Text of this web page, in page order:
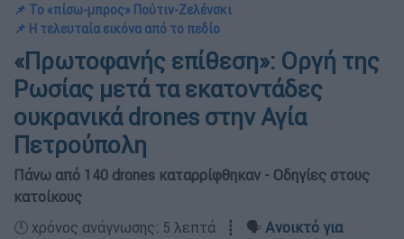
📌 Το «πίσω-μπρος» Πούτιν-Ζελένσκι
📌 Η τελευταία εικόνα από το πεδίο
«Πρωτοφανής επίθεση»: Οργή της
Ρωσίας μετά τα εκατοντάδες
ουκρανικά drones στην Αγία
Πετρούπολη
Πάνω από 140 drones καταρρίφθηκαν - Οδηγίες στους
κατοίκους
🕛 χρόνος ανάγνωσης: 5 λεπτά ┋ 🗣️ Ανοικτό για